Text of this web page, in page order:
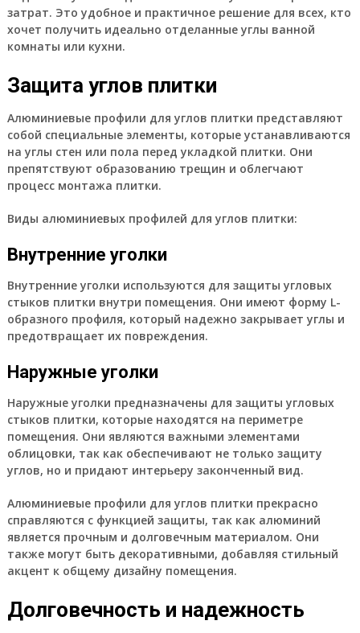
затрат. Это удобное и практичное решение для всех, кто
хочет получить идеально отделанные углы ванной
комнаты или кухни.
Защита углов плитки
Алюминиевые профили для углов плитки представляют
собой специальные элементы, которые устанавливаются
на углы стен или пола перед укладкой плитки. Они
препятствуют образованию трещин и облегчают
процесс монтажа плитки.
Виды алюминиевых профилей для углов плитки:
Внутренние уголки
Внутренние уголки используются для защиты угловых
стыков плитки внутри помещения. Они имеют форму L-
образного профиля, который надежно закрывает углы и
предотвращает их повреждения.
Наружные уголки
Наружные уголки предназначены для защиты угловых
стыков плитки, которые находятся на периметре
помещения. Они являются важными элементами
облицовки, так как обеспечивают не только защиту
углов, но и придают интерьеру законченный вид.
Алюминиевые профили для углов плитки прекрасно
справляются с функцией защиты, так как алюминий
является прочным и долговечным материалом. Они
также могут быть декоративными, добавляя стильный
акцент к общему дизайну помещения.
Долговечность и надежность